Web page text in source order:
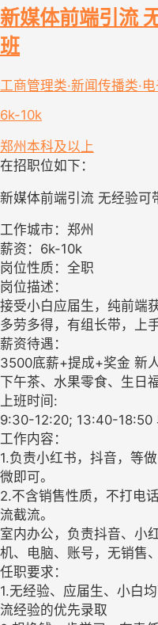
新媒体前端引流
班
工商管理类·新闻传播类·
6k-10k
郑州 本科及以上
在招职位如下：
新媒体前端引流 无经验可
工作城市：郑州
薪资：6k-10k
岗位性质：全职
岗位描述：
接受小白应届生，纯前端
多劳多得，有组长带，上手
薪资待遇：
3500底薪+提成+奖金 新
下午茶、水果零食、生日
上班时间:
9:30-12:20; 13:40-18:50
工作内容：
1.负责小红书，抖音，等
微即可。
2.不含销售性质，不打电
流截流。
室内办公，负责抖音、小
机、电脑、账号，无销售
任职要求：
1.无经验、应届生、小白
流经验的优先录取